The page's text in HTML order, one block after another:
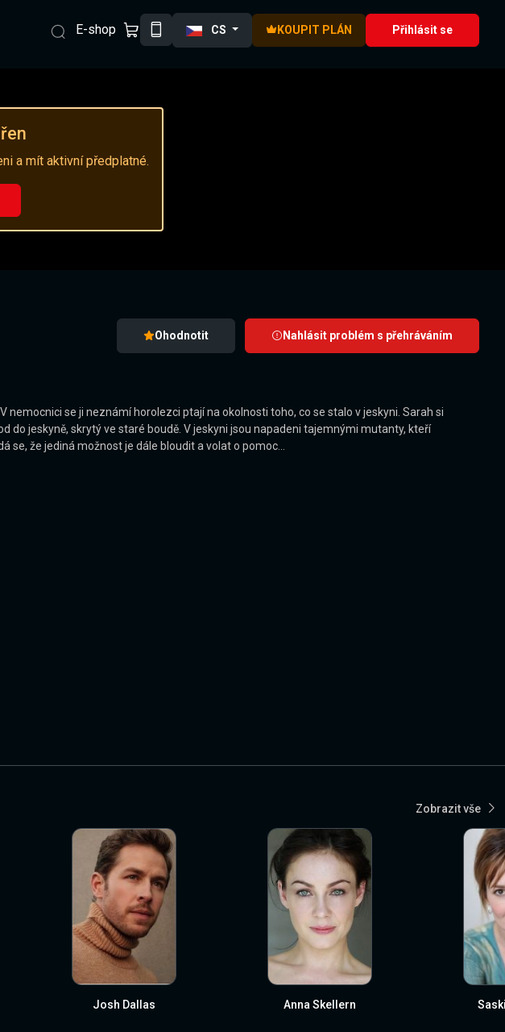
E-shop CS KOUPIT PLÁN Přihlásit se
a mít aktivní předplatné.
Ohodnotit Nahlásit problém s přehráváním
se ji neznámí horolezci ptají na okolnosti toho, co se stalo v jeskyni. Sarah si
do jeskyně, skrytý ve staré boudě. V jeskyni jsou napadeni tajemnými mutanty, kteří
se, že jediná možnost je dále bloudit a volat o pomoc…
Zobrazit vše
Josh Dallas Anna Skellern